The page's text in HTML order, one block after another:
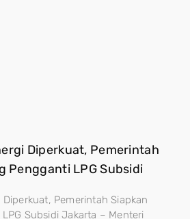
Diperkuat, Pemerintah
Pengganti LPG Subsidi
Pemerintah Siapkan
Subsidi Jakarta – Menteri